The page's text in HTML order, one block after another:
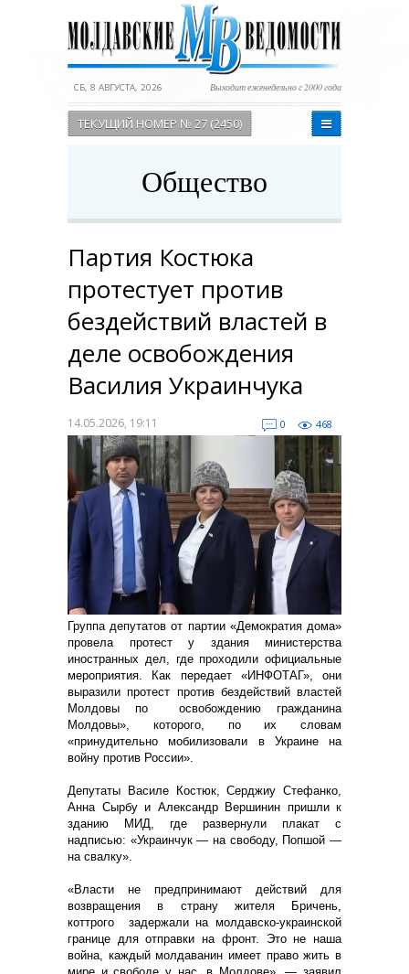
СБ, 8 АВГУСТА, 2026 Выходит еженедельно с 2000 года
ТЕКУЩИЙ НОМЕР № 27 (2450)
Общество
Партия Костюка
протестует против
бездействий властей в
деле освобождения
Василия Украинчука
14.05.2026, 19:11 0 468
Группа депутатов от партии «Демократия дома»
провела протест у здания министерства
иностранных дел, где проходили официальные
мероприятия. Как передает «ИНФОТАГ», они
выразили протест против бездействий властей
Молдовы по освобождению гражданина
Молдовы», которого, по их словам
«принудительно мобилизовали в Украине на
войну против России».
Депутаты Василе Костюк, Серджиу Стефанко,
Анна Сырбу и Александр Вершинин пришли к
зданию МИД, где развернули плакат с
надписью: «Украинчук — на свободу, Попшой —
на свалку».
«Власти не предпринимают действий для
возвращения в страну жителя Бричень,
коттрого задержали на молдавско-украинской
границе для отправки на фронт. Это не наша
война, каждый молдаванин имеет право жить в